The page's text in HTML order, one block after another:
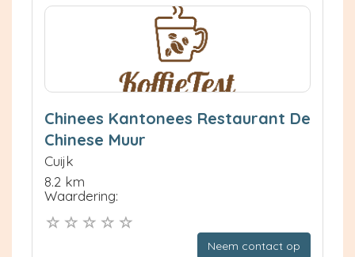
Chinees Kantonees Restaurant De
Chinese Muur
Cuijk
8.2 km
Waardering:
Neem contact op